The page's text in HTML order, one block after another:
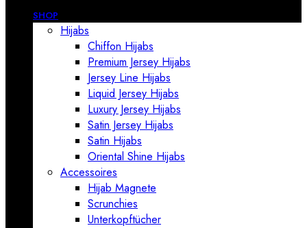
SHOP
Hijabs
Chiffon Hijabs
Premium Jersey Hijabs
Jersey Line Hijabs
Liquid Jersey Hijabs
Luxury Jersey Hijabs
Satin Jersey Hijabs
Satin Hijabs
Oriental Shine Hijabs
Accessoires
Hijab Magnete
Scrunchies
Unterkopftücher